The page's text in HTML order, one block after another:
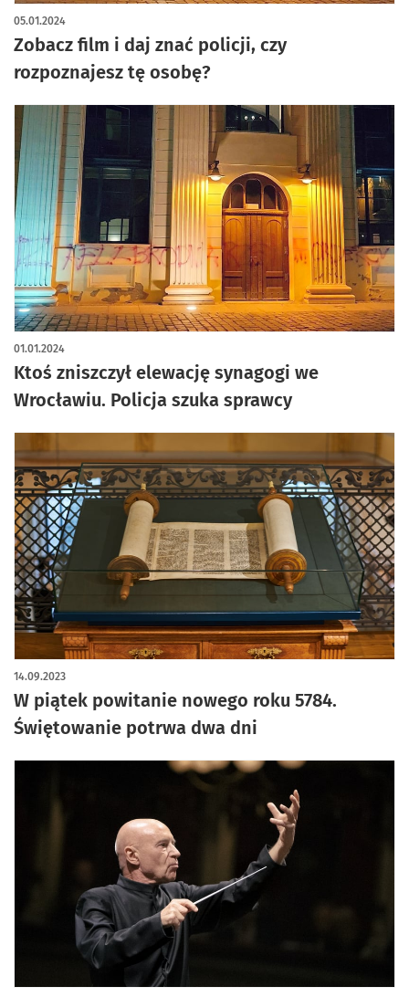
Zobacz film i daj znać policji, czy
rozpoznajesz tę osobę?
05.01.2024
Ktoś zniszczył elewację synagogi we
Wrocławiu. Policja szuka sprawcy
01.01.2024
W piątek powitanie nowego roku 5784.
Świętowanie potrwa dwa dni
14.09.2023